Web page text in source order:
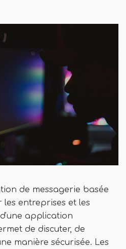
de messagerie basée
entreprises et les
application
de discuter, de
manière sécurisée. Les